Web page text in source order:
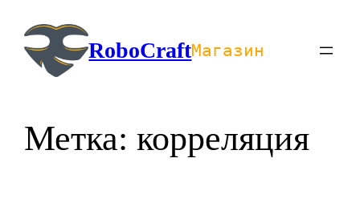
содержимомуRoboCraftМагазин
Метка:корреляция